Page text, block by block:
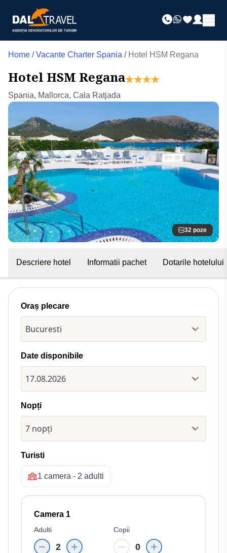
Home / Vacante Charter Spania / Hotel HSM Regana
Hotel HSM Regana
Spania, Mallorca, Cala Ratjada
32 poze
Descriere hotel Informatii pachet Dotarile hotelului
Oraș plecare
Date disponibile
Nopți
Turisti
1 camera - 2 adulti
Camera 1
Adulti
2
Copii
0